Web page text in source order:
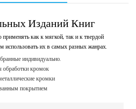
Изданий Книг
как к мягкой, так и к твердой
использовать их в самых разных жанрах.
индивидуально.
обработки кромок
кромки
покрытием